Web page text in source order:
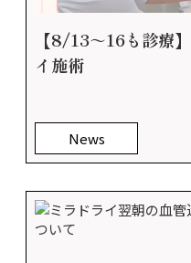
News
【8/13～16も診療
イ施術